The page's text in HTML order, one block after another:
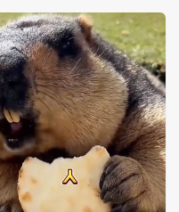
形象的一面。不
次事件屬於特殊
、彼此熟悉的生活
獅子與老虎在一般
代表野外環境中的
。
把最好的留給客
的，只想把最好的
任何禮物都珍
味」，也有人說，
，讓人更加嚮往親
。 除了真實
牧區綿羊為靈感設
，同樣深受遊客喜
配民族風帽飾及可
疆草原文化與吉祥
收，成為不少旅客
的感覺，羊跑出了
取了「汗血寶羊」
孩子年幼時便陪
逢放假返鄉，孩子
早已成為童年最親
悉孩子的氣味、體
合，不會因騎乘而
力，成年後體重遠
載孩子的重量，